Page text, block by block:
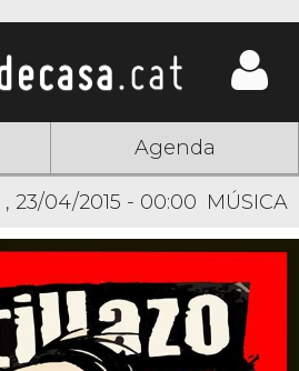
Agenda
, 23/04/2015 - 00:00 MÚSICA